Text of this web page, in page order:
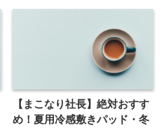
【まこなり社長】絶対おすす
め！夏用冷感敷きパッド・冬